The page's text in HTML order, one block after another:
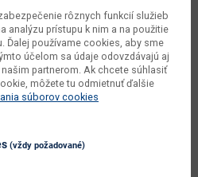
320 cm
167/207 cm
73 cm
199 kg
rôznych funkcií služieb
analýzu prístupu k nim a na použitie
Ďalej používame cookies, aby sme
účelom sa údaje odovzdávajú aj
partnerom. Ak chcete súhlasiť
môžete tu odmietnuť ďalšie
súborov cookies
(vždy požadované)